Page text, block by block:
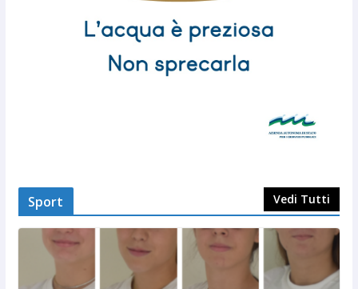
Sport Vedi Tutti